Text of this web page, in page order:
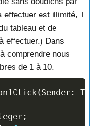
sans doublons par
effectuer est illimité, il
tableau et de
effectuer.) Dans
comprendre nous
de 1 à 10.
(Sender :
;